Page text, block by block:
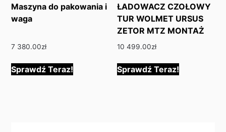
Maszyna do pakowania i
waga
7 380.00zł
Sprawdź Teraz!
ŁADOWACZ CZOŁOWY
TUR WOLMET URSUS
ZETOR MTZ MONTAŻ
10 499.00zł
Sprawdź Teraz!